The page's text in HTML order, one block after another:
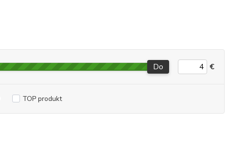
Do €
TOP produkt